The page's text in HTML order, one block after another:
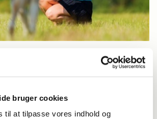
bruger cookies
til at tilpasse vores indhold og
på lørdag